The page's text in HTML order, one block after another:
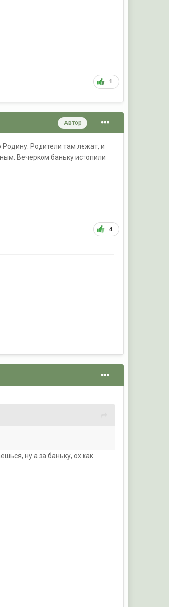
1
Автор
Родители там лежат, и
Вечерком баньку истопили
4
ну а за баньку, ох как